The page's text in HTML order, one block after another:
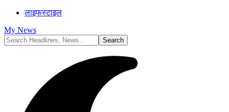
लाइफस्टाइल
My News